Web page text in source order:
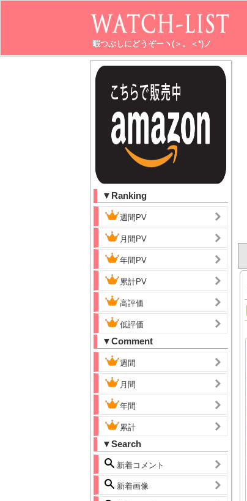
暇つぶしにどうぞーヽ(＞。＜*)ノ
▼Ranking
週間PV
月間PV
年間PV
累計PV
高評価
低評価
▼Comment
週間
月間
年間
累計
▼Search
新着コメント
新着画像